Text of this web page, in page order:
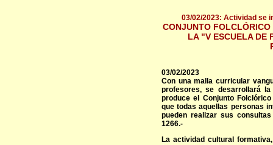
03/02/2023: Actividad se
CONJUNTO
LA "V ESCUELA DE
03/02/2023
Con una malla curricular
profesores, se desarrollará
produce el Conjunto
que todas aquellas personas
pueden realizar sus
1266.-
La actividad cultural